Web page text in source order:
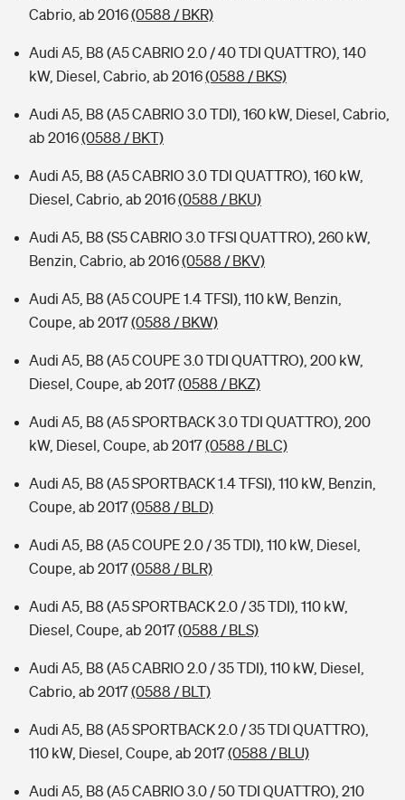
Cabrio, ab 2016(0588 / BKR)
Audi A5, B8 (A5 CABRIO 2.0 / 40 TDI QUATTRO), 140
kW, Diesel, Cabrio, ab 2016(0588 / BKS)
Audi A5, B8 (A5 CABRIO 3.0 TDI), 160 kW, Diesel, Cabrio,
ab 2016(0588 / BKT)
Audi A5, B8 (A5 CABRIO 3.0 TDI QUATTRO), 160 kW,
Diesel, Cabrio, ab 2016(0588 / BKU)
Audi A5, B8 (S5 CABRIO 3.0 TFSI QUATTRO), 260 kW,
Benzin, Cabrio, ab 2016(0588 / BKV)
Audi A5, B8 (A5 COUPE 1.4 TFSI), 110 kW, Benzin,
Coupe, ab 2017(0588 / BKW)
Audi A5, B8 (A5 COUPE 3.0 TDI QUATTRO), 200 kW,
Diesel, Coupe, ab 2017(0588 / BKZ)
Audi A5, B8 (A5 SPORTBACK 3.0 TDI QUATTRO), 200
kW, Diesel, Coupe, ab 2017(0588 / BLC)
Audi A5, B8 (A5 SPORTBACK 1.4 TFSI), 110 kW, Benzin,
Coupe, ab 2017(0588 / BLD)
Audi A5, B8 (A5 COUPE 2.0 / 35 TDI), 110 kW, Diesel,
Coupe, ab 2017(0588 / BLR)
Audi A5, B8 (A5 SPORTBACK 2.0 / 35 TDI), 110 kW,
Diesel, Coupe, ab 2017(0588 / BLS)
Audi A5, B8 (A5 CABRIO 2.0 / 35 TDI), 110 kW, Diesel,
Cabrio, ab 2017(0588 / BLT)
Audi A5, B8 (A5 SPORTBACK 2.0 / 35 TDI QUATTRO),
110 kW, Diesel, Coupe, ab 2017(0588 / BLU)
Audi A5, B8 (A5 CABRIO 3.0 / 50 TDI QUATTRO), 210